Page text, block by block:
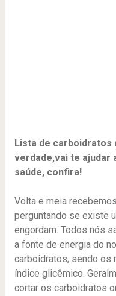
Lista de carboidratos
verdade,vai te ajudar
saúde, confira!
Volta e meia
perguntando se existe
engordam. Todos nós
a fonte de energia do
carboidratos, sendo os
índice glicêmico.
cortar os carboidratos